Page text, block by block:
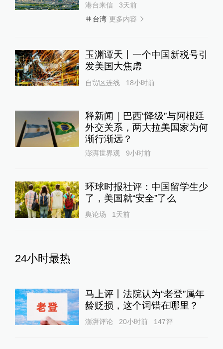
港台来信
3天前
台湾 更多内容
玉渊谭天丨一个中国新税号引
发美国大焦虑
自贸区连线 18小时前
释新闻｜巴西“降级”与阿根廷
外交关系，两大拉美国家为何
渐行渐远？
澎湃世界观 9小时前
环球时报社评：中国留学生少
了，美国就“安全”了么
舆论场 1天前
24小时最热
马上评丨法院认为“老登”属年
龄贬损，这个词错在哪里？
澎湃评论 20小时前 147评